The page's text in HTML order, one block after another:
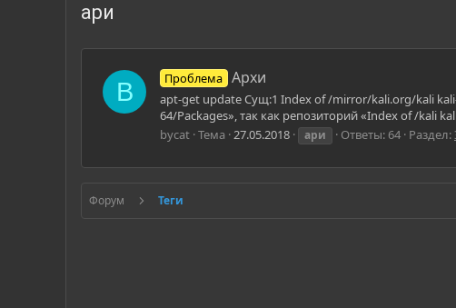
ари
B Проблема Архи
apt-get update Сущ:1 Index of /mirror/kali.org/kali
64/Packages», так как репозиторий «Index of /kali
bycat Тема 27.05.2018 ари Ответы: 64 Раздел:
Форум Теги